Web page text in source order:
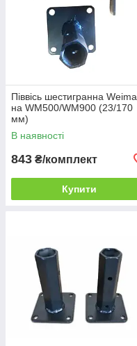
Піввісь шестигранна Weima
на WM500/WM900 (23/170
мм)
В наявності
843 ₴/комплект
Купити